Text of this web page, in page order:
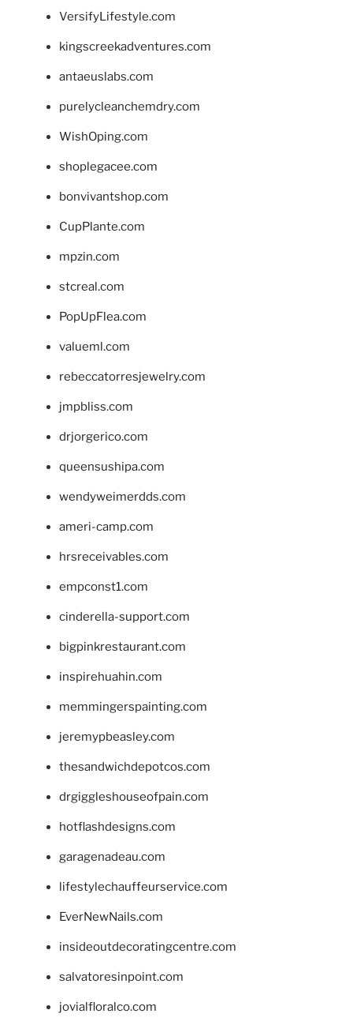
VersifyLifestyle.com
kingscreekadventures.com
antaeuslabs.com
purelycleanchemdry.com
WishOping.com
shoplegacee.com
bonvivantshop.com
CupPlante.com
mpzin.com
stcreal.com
PopUpFlea.com
valueml.com
rebeccatorresjewelry.com
jmpbliss.com
drjorgerico.com
queensushipa.com
wendyweimerdds.com
ameri-camp.com
hrsreceivables.com
empconst1.com
cinderella-support.com
bigpinkrestaurant.com
inspirehuahin.com
memmingerspainting.com
jeremypbeasley.com
thesandwichdepotcos.com
drgiggleshouseofpain.com
hotflashdesigns.com
garagenadeau.com
lifestylechauffeurservice.com
EverNewNails.com
insideoutdecoratingcentre.com
salvatoresinpoint.com
jovialfloralco.com